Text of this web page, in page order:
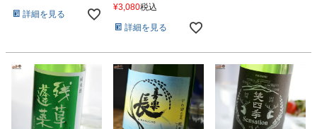
詳細を見る
¥3,080税込
詳細を見る